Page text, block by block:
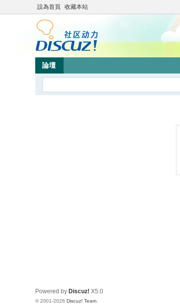
設為首頁 收藏本站
論壇
Powered by Discuz! X5.0
© 2001-2026 Discuz! Team